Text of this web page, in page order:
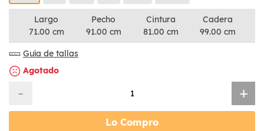
Largo
71.00 cm
Pecho
91.00 cm
Cintura
81.00 cm
Cadera
99.00 cm
Guía de tallas
Agotado
+
-
Lo Compro